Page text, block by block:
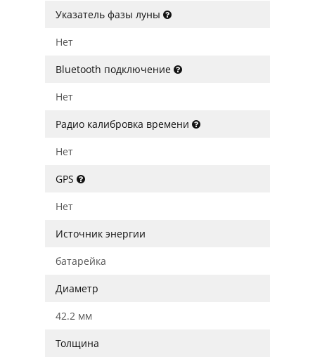
Указатель фазы луны
Нет
Bluetooth подключение
Нет
Радио калибровка времени
Нет
GPS
Нет
Источник энергии
батарейка
Диаметр
42.2 мм
Толщина